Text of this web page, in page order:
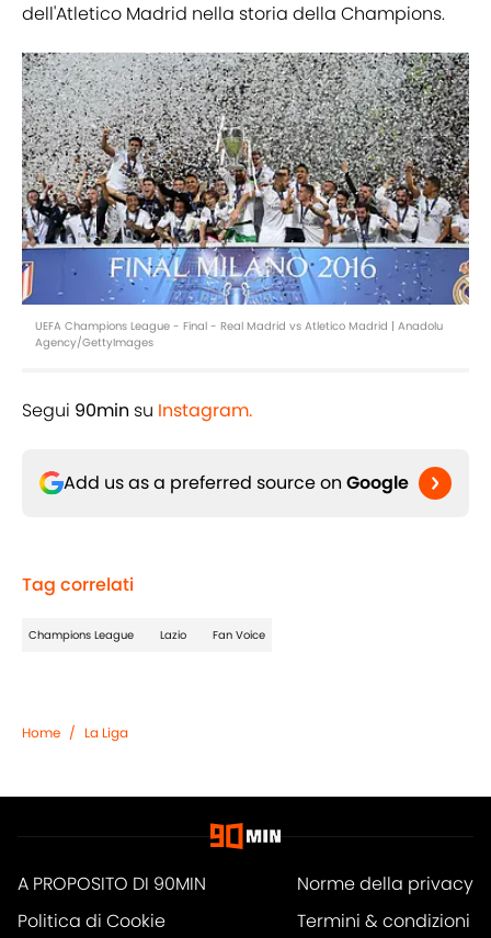
dell'Atletico Madrid nella storia della Champions.
UEFA Champions League - Final - Real Madrid vs Atletico Madrid | Anadolu
Agency/GettyImages
Segui 90min su Instagram.
Add us as a preferred source on Google
Tag correlati
Champions League Lazio Fan Voice
Home / La Liga
A PROPOSITO DI 90MIN
Norme della privacy
Politica di Cookie
Termini & condizioni